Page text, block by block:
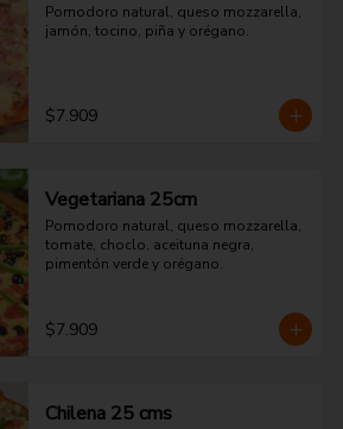
Pomodoro natural, queso mozzarella,
jamón, tocino, piña y orégano.
$7.909
Vegetariana 25cm
Pomodoro natural, queso mozzarella,
tomate, choclo, aceituna negra,
pimentón verde y orégano.
$7.909
Chilena 25 cms